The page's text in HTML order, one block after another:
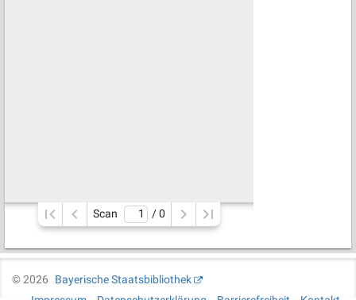
Scan / 0
©2026
Bayerische Staatsbibliothek